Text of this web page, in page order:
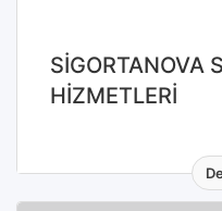
SİGORTANOVA
HİZMETLERİ